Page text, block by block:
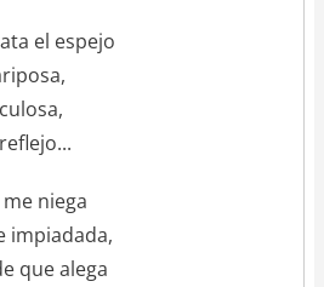
el espejo
niega
impiadada,
que alega